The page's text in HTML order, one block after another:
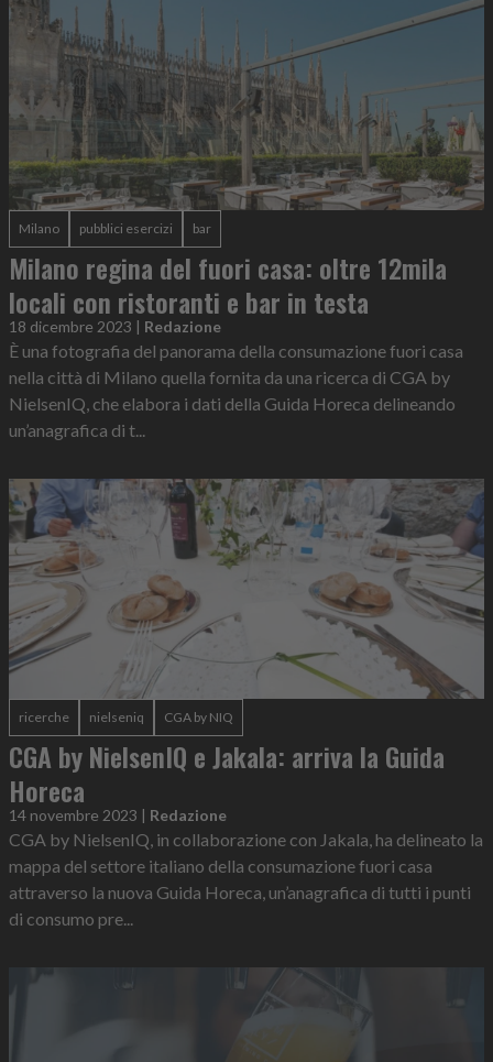
Milano pubblici esercizi bar
Milano regina del fuori casa: oltre 12mila
locali con ristoranti e bar in testa
18 dicembre 2023 | Redazione
È una fotografia del panorama della consumazione fuori casa
nella città di Milano quella fornita da una ricerca di CGA by
NielsenIQ, che elabora i dati della Guida Horeca delineando
un’anagrafica di t...
ricerche nielseniq CGA by NIQ
CGA by NielsenIQ e Jakala: arriva la Guida
Horeca
14 novembre 2023 Redazione
CGA by NielsenIQ, in collaborazione con Jakala, ha delineato la
mappa del settore italiano della consumazione fuori casa
attraverso la nuova Guida Horeca, un’anagrafica di tutti i punti
di consumo pre...